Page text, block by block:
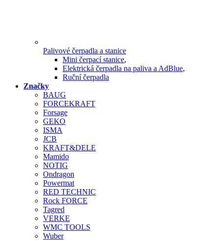
Palivové čerpadla a stanice
Mini čerpací stanice,
Elektrická čerpadla na paliva a AdBlue,
Ruční čerpadla
Značky
BAUG
FORCEKRAFT
Forsage
GEKO
ISMA
JCB
KRAFT&DELE
Mamido
NOTIG
Ondragon
Powermat
RED TECHNIC
Rock FORCE
Tagred
VERKE
WMC TOOLS
Wuber